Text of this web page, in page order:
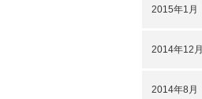
2015年1月
2014年12月
2014年8月